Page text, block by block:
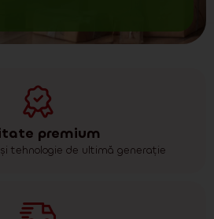
premium
tehnologie de ultimă generație